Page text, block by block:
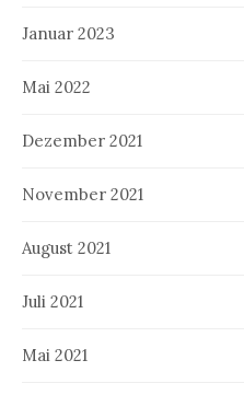
Januar 2023
Mai 2022
Dezember 2021
November 2021
August 2021
Juli 2021
Mai 2021